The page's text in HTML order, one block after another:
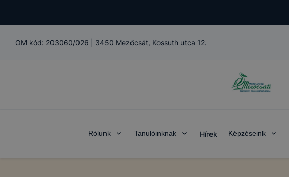
OM kód: 203060/026 3450 Mezőcsát, Kossuth utca 12.
Rólunk Tanulóinknak Hírek Képzéseink